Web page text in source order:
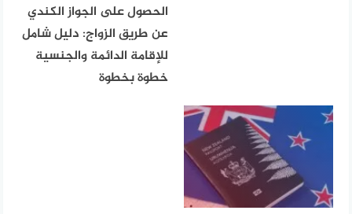
الحصول على الجواز الكندي
عن طريق الزواج: دليل شامل
للإقامة الدائمة والجنسية
خطوة بخطوة